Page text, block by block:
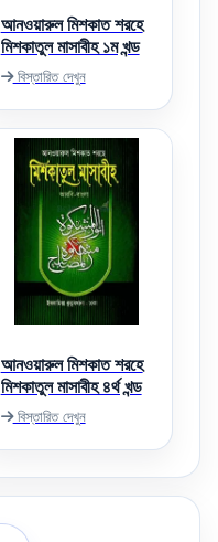
আনওয়ারুল মিশকাত শরহে
মিশকাতুল মাসাবীহ ১ম খন্ড
বিস্তারিত দেখুন
আনওয়ারুল মিশকাত শরহে
মিশকাতুল মাসাবীহ ৪র্থ খন্ড
বিস্তারিত দেখুন